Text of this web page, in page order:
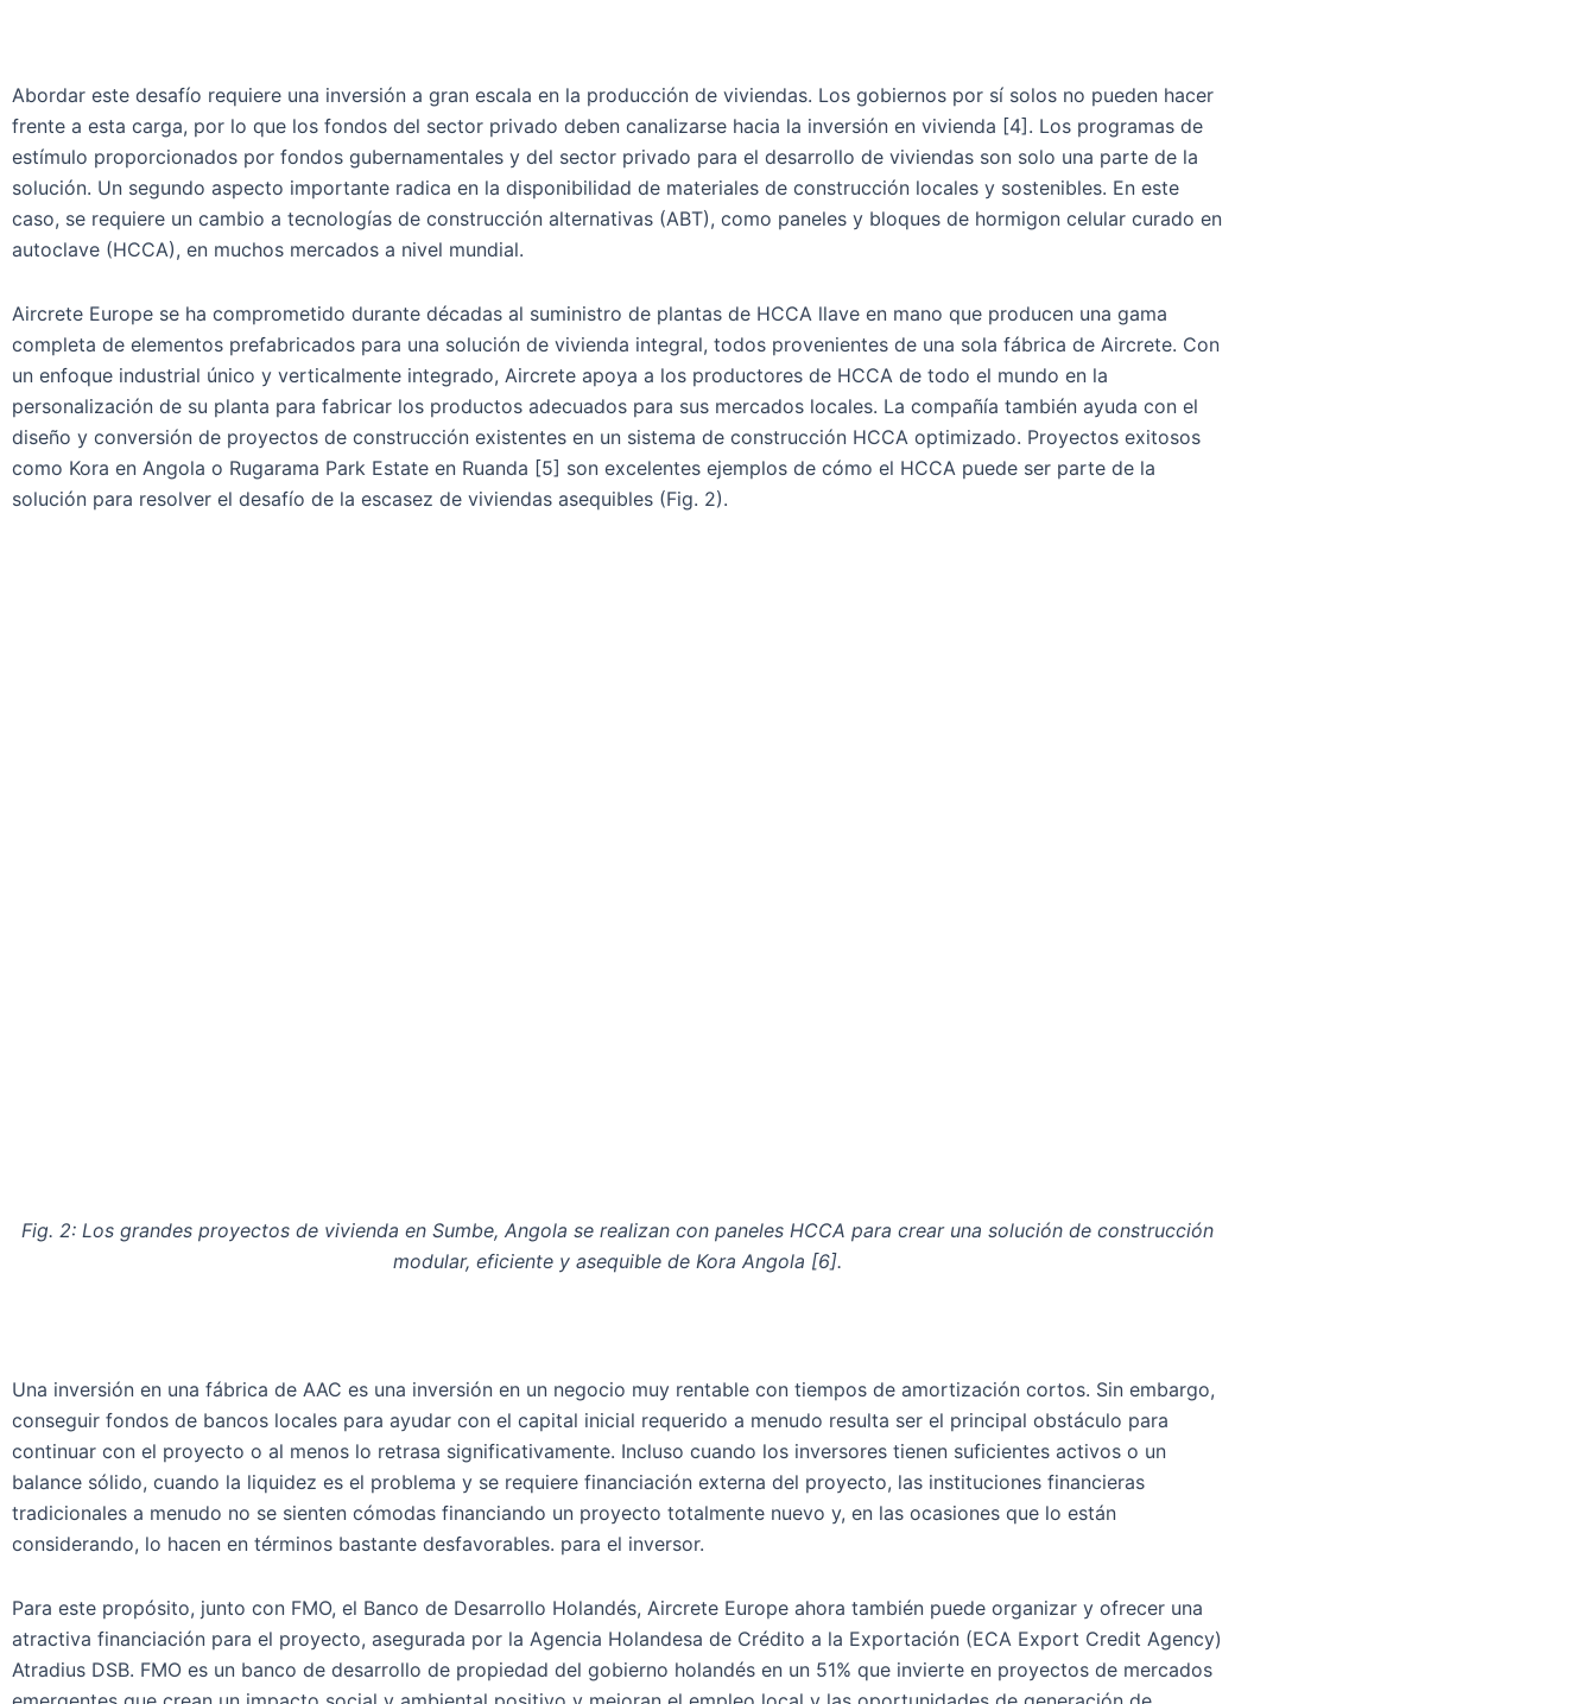
Abordar este desafío requiere una inversión a gran escala en la producción de viviendas. Los gobiernos por sí solos no pueden hacer
frente a esta carga, por lo que los fondos del sector privado deben canalizarse hacia la inversión en vivienda [4]. Los programas de
estímulo proporcionados por fondos gubernamentales y del sector privado para el desarrollo de viviendas son solo una parte de la
solución. Un segundo aspecto importante radica en la disponibilidad de materiales de construcción locales y sostenibles. En este
caso, se requiere un cambio a tecnologías de construcción alternativas (ABT), como paneles y bloques de hormigon celular curado en
autoclave (HCCA), en muchos mercados a nivel mundial.
Aircrete Europe se ha comprometido durante décadas al suministro de plantas de HCCA llave en mano que producen una gama
completa de elementos prefabricados para una solución de vivienda integral, todos provenientes de una sola fábrica de Aircrete. Con
un enfoque industrial único y verticalmente integrado, Aircrete apoya a los productores de HCCA de todo el mundo en la
personalización de su planta para fabricar los productos adecuados para sus mercados locales. La compañía también ayuda con el
diseño y conversión de proyectos de construcción existentes en un sistema de construcción HCCA optimizado. Proyectos exitosos
como Kora en Angola o Rugarama Park Estate en Ruanda [5] son ​​excelentes ejemplos de cómo el HCCA puede ser parte de la
solución para resolver el desafío de la escasez de viviendas asequibles (Fig. 2).
Fig. 2: Los grandes proyectos de vivienda en Sumbe, Angola se realizan con paneles HCCA para crear una solución de construcción
modular, eficiente y asequible de Kora Angola [6].
Una inversión en una fábrica de AAC es una inversión en un negocio muy rentable con tiempos de amortización cortos. Sin embargo,
conseguir fondos de bancos locales para ayudar con el capital inicial requerido a menudo resulta ser el principal obstáculo para
continuar con el proyecto o al menos lo retrasa significativamente. Incluso cuando los inversores tienen suficientes activos o un
balance sólido, cuando la liquidez es el problema y se requiere financiación externa del proyecto, las instituciones financieras
tradicionales a menudo no se sienten cómodas financiando un proyecto totalmente nuevo y, en las ocasiones que lo están
considerando, lo hacen en términos bastante desfavorables. para el inversor.
Para este propósito, junto con FMO, el Banco de Desarrollo Holandés, Aircrete Europe ahora también puede organizar y ofrecer una
atractiva financiación para el proyecto, asegurada por la Agencia Holandesa de Crédito a la Exportación (ECA Export Credit Agency)
Atradius DSB. FMO es un banco de desarrollo de propiedad del gobierno holandés en un 51% que invierte en proyectos de mercados